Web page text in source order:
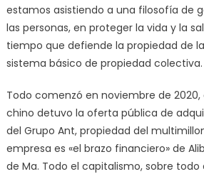
estamos asistiendo a una filosofía de
las personas, en proteger la vida y la
tiempo que defiende la propiedad de
sistema básico de propiedad
Todo comenzó en noviembre de
chino detuvo la oferta pública de
del Grupo Ant, propiedad del
empresa es «el brazo financiero» de
de Ma. Todo el capitalismo, sobre todo